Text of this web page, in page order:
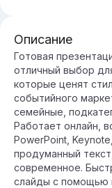
Описание
Готовая
отличный выбор
которые ценят
событийного
семейные,
Работает онлайн,
PowerPoint,
продуманный
современное.
слайды с помощью